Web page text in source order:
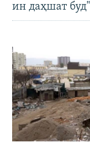
ин даҳшат буд"